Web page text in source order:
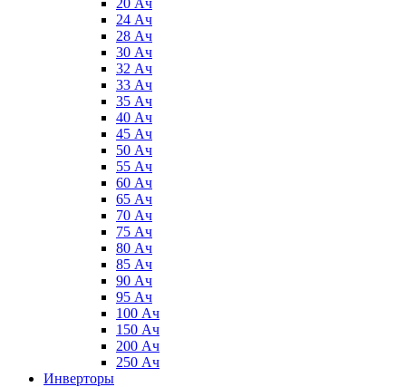
20 Ач
24 Ач
28 Ач
30 Ач
32 Ач
33 Ач
35 Ач
40 Ач
45 Ач
50 Ач
55 Ач
60 Ач
65 Ач
70 Ач
75 Ач
80 Ач
85 Ач
90 Ач
95 Ач
100 Ач
150 Ач
200 Ач
250 Ач
Инверторы